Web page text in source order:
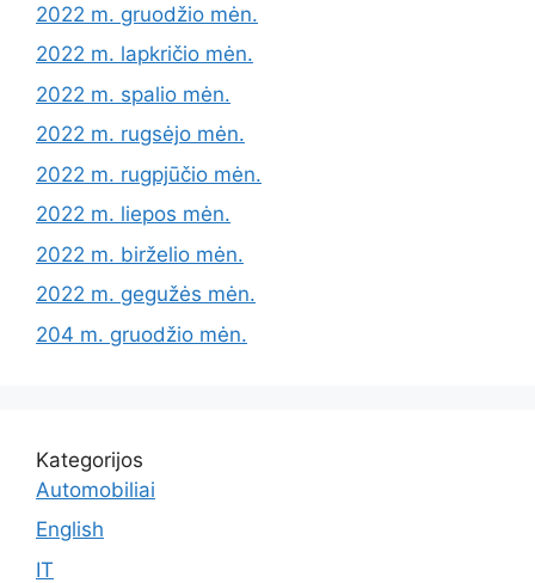
2022 m. gruodžio mėn.
2022 m. lapkričio mėn.
2022 m. spalio mėn.
2022 m. rugsėjo mėn.
2022 m. rugpjūčio mėn.
2022 m. liepos mėn.
2022 m. birželio mėn.
2022 m. gegužės mėn.
204 m. gruodžio mėn.
Kategorijos
Automobiliai
English
IT